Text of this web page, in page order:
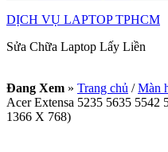
DỊCH VỤ LAPTOP TPHCM
Sửa Chữa Laptop Lấy Liền
Đang Xem » Trang chủ / Màn
Acer Extensa 5235 5635 5542
1366 X 768)